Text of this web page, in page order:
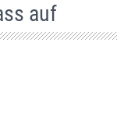
auf